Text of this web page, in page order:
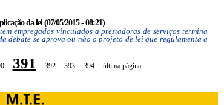
da lei (07/05/2015 - 08:21)
empregados vinculados a prestadoras de serviços termina
debate se aprova ou não o projeto de lei que regulamenta a
391 392 393 394 última página